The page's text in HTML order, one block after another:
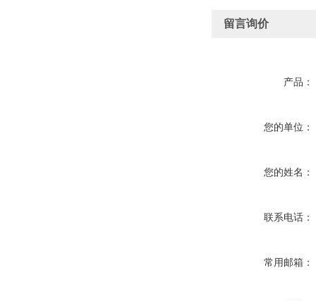
留言询价
产品：
您的单位：
您的姓名：
联系电话：
常用邮箱：